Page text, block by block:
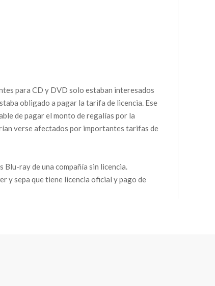
para CD y DVD solo estaban interesados
obligado a pagar la tarifa de licencia. Ese
de pagar el monto de regalías por la
verse afectados por importantes tarifas de
ray de una compañía sin licencia.
y sepa que tiene licencia oficial y pago de